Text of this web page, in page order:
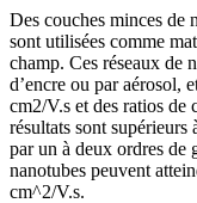
Des couches minces de
sont utilisées comme
champ. Ces réseaux de
d’encre ou par aérosol,
cm2/V.s et des ratios
résultats sont
par un à deux ordres de
nanotubes peuvent
cm^2/V.s.